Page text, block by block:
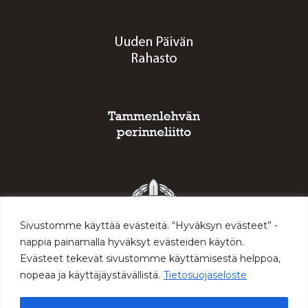
Sivustomme käyttää evästeitä. “Hyväksyn evästeet” -
nappia painamalla hyväksyt evästeiden käytön.
Evästeet tekevät sivustomme käyttämisestä helppoa,
nopeaa ja käyttäjäystävällistä. Tietosuojaseloste